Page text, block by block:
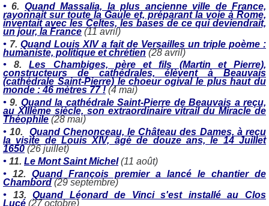
• 6. Quand Massalia, la plus ancienne ville de France,
rayonnait sur toute la Gaule et, préparant la voie à Rome,
inventait avec les Celtes, les bases de ce qui deviendrait,
un jour, la France (11 avril)
• 7. Quand Louis XIV a fait de Versailles un triple poème :
humaniste, politique et chrétien (28 avril)
•
8.
Les Chambiges, père et fils (Martin et Pierre),
constructeurs de cathédrales, élèvent à Beauvais
(cathédrale Saint-Pierre) le choeur ogival le plus haut du
monde : 46 mètres 77 ! (4 mai)
• 9. Quand la cathédrale Saint-Pierre de Beauvais a reçu,
au XIIIème siècle, son extraordinaire vitrail du Miracle de
Théophile (28 mai)
• 10.
Quand Chenonceau, le Château des Dames, à reçu
la visite de Louis XIV, âgé de douze ans, le 14 Juillet
1650 (26 juillet)
• 11. Le Mont Saint Michel (11 août)
• 12.
Quand François premier a lancé le chantier de
Chambord (29 septembre)
• 13.
Quand Léonard de Vinci s'est installé au Clos
Lucé (27 octobre)